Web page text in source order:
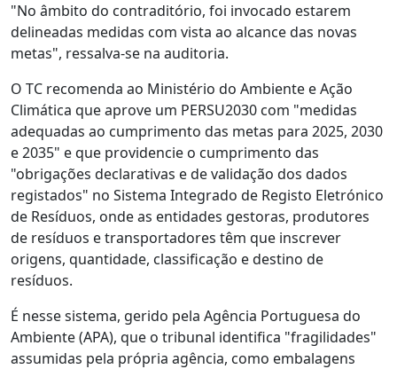
"No âmbito do contraditório, foi invocado estarem
delineadas medidas com vista ao alcance das novas
metas", ressalva-se na auditoria.
O TC recomenda ao Ministério do Ambiente e Ação
Climática que aprove um PERSU2030 com "medidas
adequadas ao cumprimento das metas para 2025, 2030
e 2035" e que providencie o cumprimento das
"obrigações declarativas e de validação dos dados
registados" no Sistema Integrado de Registo Eletrónico
de Resíduos, onde as entidades gestoras, produtores
de resíduos e transportadores têm que inscrever
origens, quantidade, classificação e destino de
resíduos.
É nesse sistema, gerido pela Agência Portuguesa do
Ambiente (APA), que o tribunal identifica "fragilidades"
assumidas pela própria agência, como embalagens